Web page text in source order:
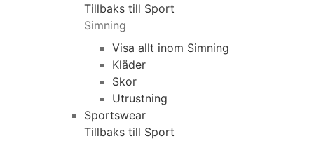
Tillbaks till Sport
Simning
Visa allt inom Simning
Kläder
Skor
Utrustning
Sportswear
Tillbaks till Sport